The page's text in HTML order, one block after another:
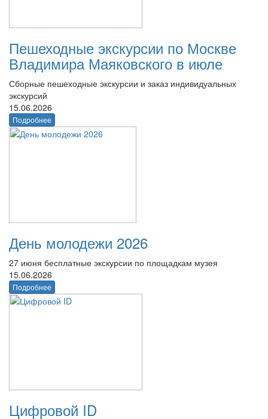
Пешеходные экскурсии по Москве
Владимира Маяковского в июле
Сборные пешеходные экскурсии и заказ индивидуальных
экскурсий
15.06.2026
Подробнее
День молодежи 2026
27 июня бесплатные экскурсии по площадкам музея
15.06.2026
Подробнее
Цифровой ID